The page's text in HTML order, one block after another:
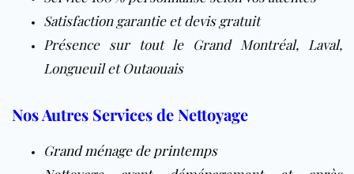
Satisfaction garantie et devis gratuit
Présence sur tout le Grand Montréal, Laval,
Longueuil et Outaouais
Nos Autres Services de Nettoyage
Grand ménage de printemps